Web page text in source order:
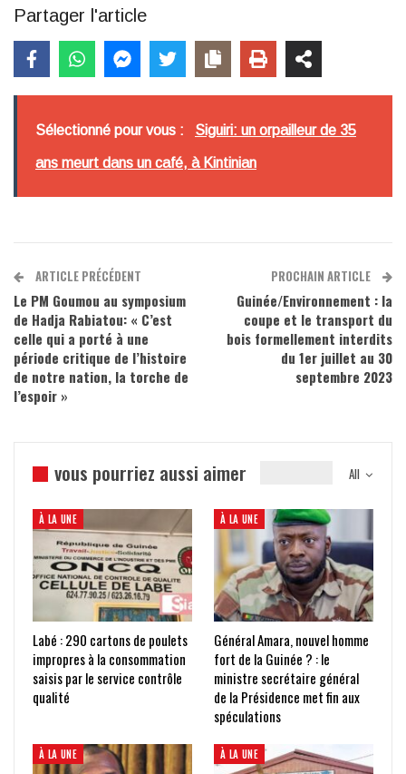
Partager l'article
Sélectionné pour vous : Siguiri: un orpailleur de 35
ans meurt dans un café, à Kintinian
ARTICLE PRÉCÉDENT
Le PM Goumou au symposium
de Hadja Rabiatou: « C’est
celle qui a porté à une
période critique de l’histoire
de notre nation, la torche de
l’espoir »
PROCHAIN ARTICLE
Guinée/Environnement : la
coupe et le transport du
bois formellement interdits
du 1er juillet au 30
septembre 2023
All
vous pourriez aussi aimer
À LA UNE
Labé : 290 cartons de poulets
impropres à la consommation
saisis par le service contrôle
qualité
À LA UNE
Général Amara, nouvel homme
fort de la Guinée ? : le
ministre secrétaire général
de la Présidence met fin aux
spéculations
À LA UNE À LA UNE